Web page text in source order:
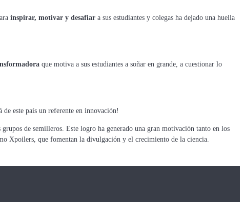
inspirar, motivar y desafiar a sus estudiantes y colegas ha dejado una huella
que motiva a sus estudiantes a soñar en grande, a cuestionar lo
este país un referente en innovación!
de semilleros. Este logro ha generado una gran motivación tanto en los
Xpoilers, que fomentan la divulgación y el crecimiento de la ciencia.